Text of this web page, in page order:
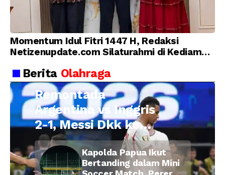
Momentum Idul Fitri 1447 H, Redaksi
Netizenupdate.com Silaturahmi di Kediaman
Berita Olahraga
Remontada
Argentina vs Inggris
2-1, Messi Dkk ke
Final Piala Dunia
2026
Kapolda Papua Ikut
Bertanding dalam Mini